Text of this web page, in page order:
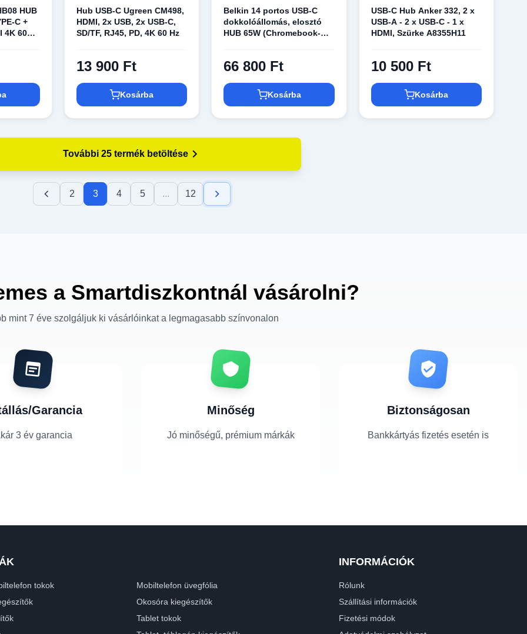
HUB
C +
4K 60HZ
Hub USB-C Ugreen CM498,
HDMI, 2x USB, 2x USB-C,
SD/TF, RJ45, PD, 4K 60 Hz
13 900 Ft
Kosárba
Belkin 14 portos USB-C
dokkolóállomás, elosztó
HUB 65W (Chromebook-
66 800 Ft
Kosárba
USB-C Hub Anker 332, 2 x
USB-A - 2 x USB-C - 1 x
HDMI, Szürke A8355H11
10 500 Ft
Kosárba
További 25 termék betöltése
2 3 4 5 ... 12
a Smartdiszkontnál vásárolni?
mint 7 éve szolgáljuk ki vásárlóinkat a legmagasabb színvonalon
Garancia
3 év garancia
Minőség
Jó minőségű, prémium márkák
Biztonságosan
Bankkártyás fizetés esetén is
tokok
Mobiltelefon üvegfólia
Okosóra kiegészítők
Tablet tokok
INFORMÁCIÓK
Rólunk
Szállítási információk
Fizetési módok